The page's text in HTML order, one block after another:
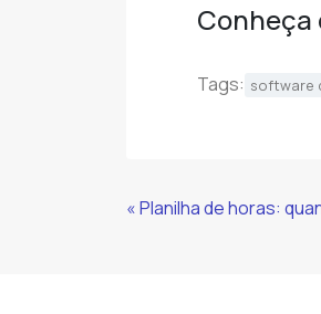
Conheça
Tags: software
Continue
« Planilha de horas: